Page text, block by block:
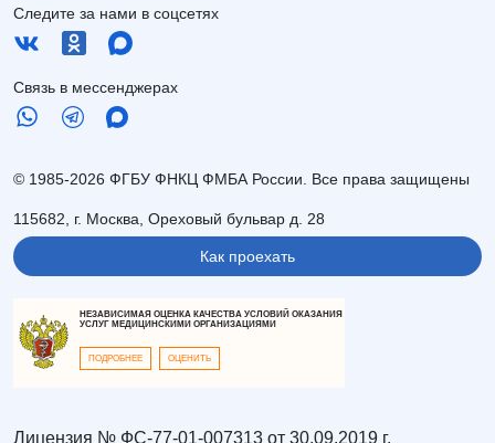
Следите за нами в соцсетях
Связь в мессенджерах
© 1985-2026 ФГБУ ФНКЦ ФМБА России. Все права защищены
115682, г. Москва, Ореховый бульвар д. 28
Как проехать
НЕЗАВИСИМАЯ ОЦЕНКА КАЧЕСТВА УСЛОВИЙ ОКАЗАНИЯ
УСЛУГ МЕДИЦИНСКИМИ ОРГАНИЗАЦИЯМИ
ПОДРОБНЕЕ ОЦЕНИТЬ
Лицензия № ФС-77-01-007313 от 30.09.2019 г.